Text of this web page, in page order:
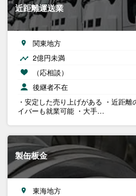
近距離運送業
関東地方
2億円未満
（応相談）
後継者不在
・安定した売り上げがある ・近距
イバーも就業可能 ・大手…
製缶板金
東海地方